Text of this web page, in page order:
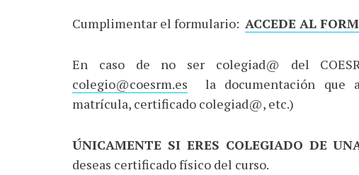
Cumplimentar el formulario: ACCEDE AL
En caso de no ser colegiad@ del
colegio@coesrm.es la documentación que
matrícula, certificado colegiad@, etc.)
ÚNICAMENTE SI ERES COLEGIADO DE
deseas certificado físico del curso.